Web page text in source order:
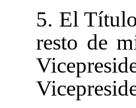
5. El
resto de